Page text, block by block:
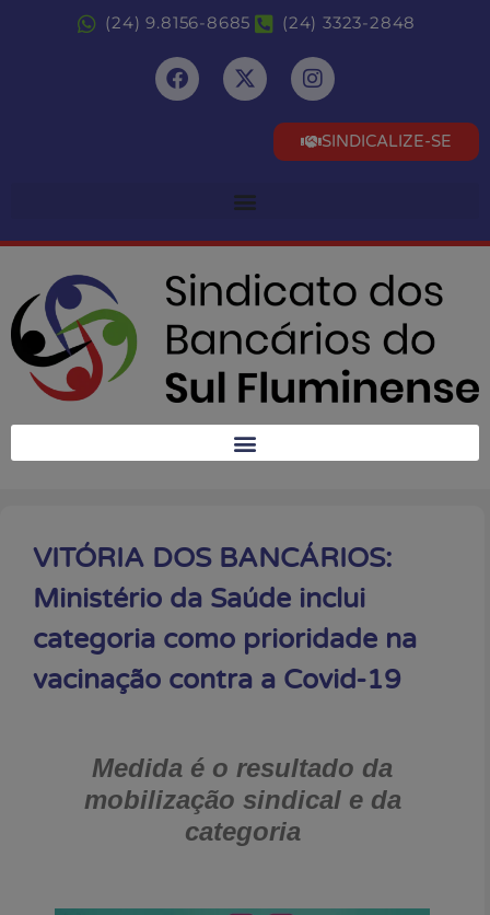
(24) 9.8156-8685 (24) 3323-2848
SINDICALIZE-SE
VITÓRIA DOS BANCÁRIOS:
Ministério da Saúde inclui
categoria como prioridade na
vacinação contra a Covid-19
Medida é o resultado da
mobilização sindical e da
categoria